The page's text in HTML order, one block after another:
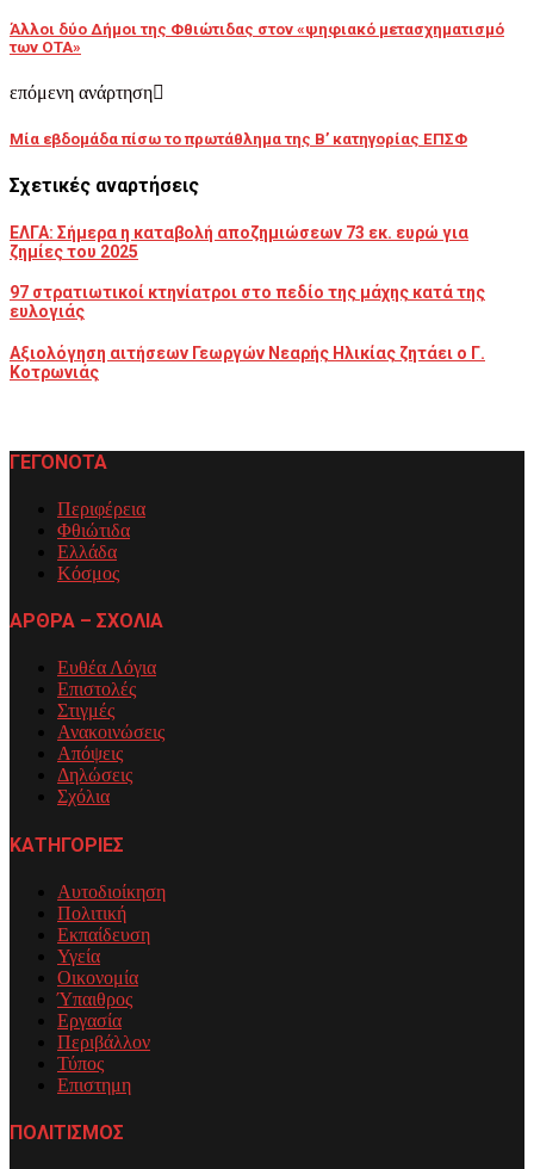
Άλλοι δύο Δήμοι της Φθιώτιδας στον «ψηφιακό μετασχηματισμό
των ΟΤΑ»
επόμενη ανάρτηση
Μία εβδομάδα πίσω το πρωτάθλημα της Β’ κατηγορίας ΕΠΣΦ
Σχετικές αναρτήσεις
ΕΛΓΑ: Σήμερα η καταβολή αποζημιώσεων 73 εκ. ευρώ για
ζημίες του 2025
97 στρατιωτικοί κτηνίατροι στο πεδίο της μάχης κατά της
ευλογιάς
Αξιολόγηση αιτήσεων Γεωργών Νεαρής Ηλικίας ζητάει ο Γ.
Κοτρωνιάς
ΓΕΓΟΝΟΤΑ
Περιφέρεια
Φθιώτιδα
Ελλάδα
Κόσμος
ΑΡΘΡΑ – ΣΧΟΛΙΑ
Ευθέα Λόγια
Επιστολές
Στιγμές
Ανακοινώσεις
Απόψεις
Δηλώσεις
Σχόλια
ΚΑΤΗΓΟΡΙΕΣ
Αυτοδιοίκηση
Πολιτική
Εκπαίδευση
Υγεία
Οικονομία
Ύπαιθρος
Εργασία
Περιβάλλον
Τύπος
Επιστημη
ΠΟΛΙΤΙΣΜΟΣ